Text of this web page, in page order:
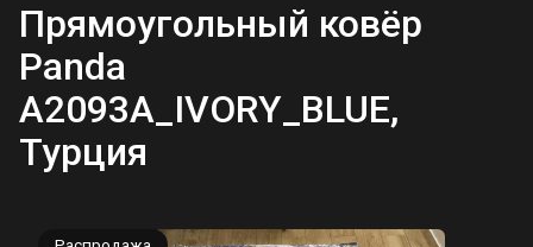
Прямоугольный ковёр
Panda
A2093A_IVORY_BLUE,
Турция